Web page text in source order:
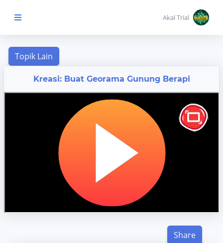
Beranda Anak
Akal Trial
Kreasi: Buat Georama Gunung Berapi
Share